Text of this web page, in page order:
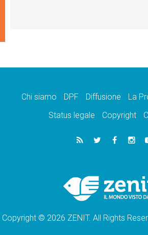
Chi siamo DPF Diffusione La
Status legale
Copyright
Copyright © 2026 ZENIT. All Rights